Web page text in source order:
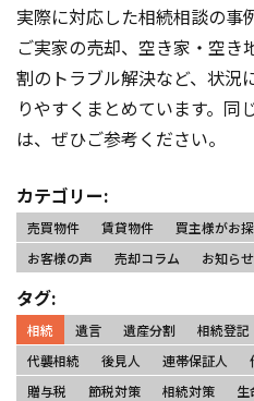
実際に対応した相続相談の事
ご実家の売却、空き家・空き
割のトラブル解決など、状況
りやすくまとめています。同
は、ぜひご参考ください。
カテゴリー:
売買物件 賃貸物件 買主様がお
お客様の声
売却コラム お知らせ
タグ:
相続 遺言 遺産分割 相続登記
代襲相続
後見人 連帯保証人
贈与税
節税対策 相続対策 生